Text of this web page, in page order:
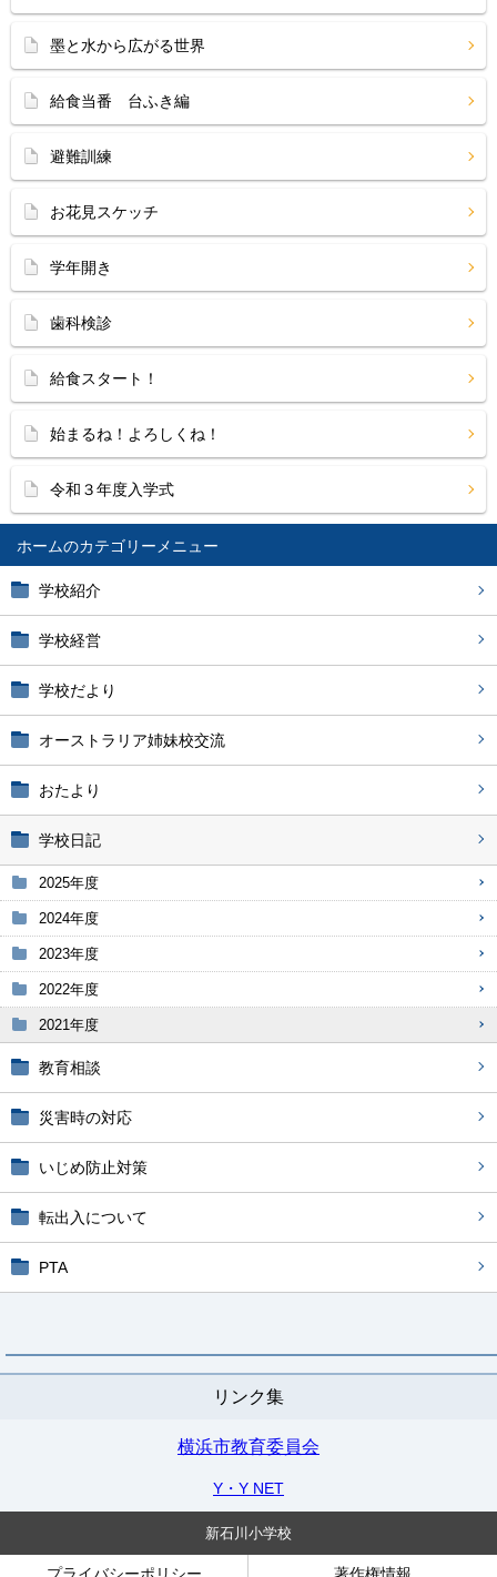
ホーム
学校紹介
学校経営
学校だより
オーストラリア姉妹校交流
おたより
学校日記
2025年度
2024年度
2023年度
2022年度
2021年度
教育相談
災害時の対応
いじめ防止対策
転出入について
PTA
リンク集
横浜市教育委員会
Y・Y NET
墨と水から広がる世界
給食当番 台ふき編
避難訓練
お花見スケッチ
学年開き
歯科検診
給食スタート！
始まるね！よろしくね！
令和３年度入学式
新石川小学校
プライバシーポリシー 著作権情報